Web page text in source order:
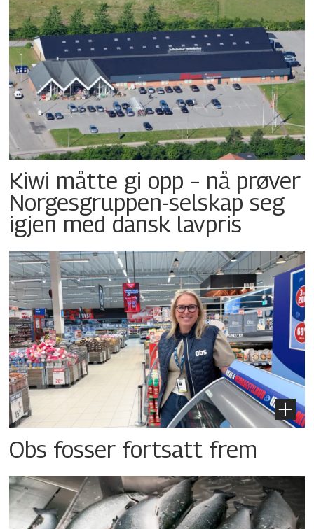
Kiwi måtte gi opp – nå prøver
Norgesgruppen-selskap seg
igjen med dansk lavpris
Obs fosser fortsatt frem